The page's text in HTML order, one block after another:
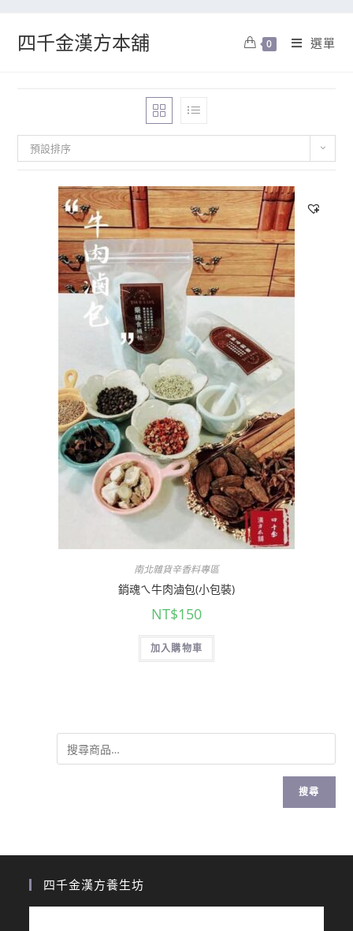
四千金漢方本舖 0 選單
預設排序
南北雜貨辛香料專區
銷魂ㄟ牛肉滷包(小包裝)
NT$150
加入購物車
搜尋
四千金漢方養生坊